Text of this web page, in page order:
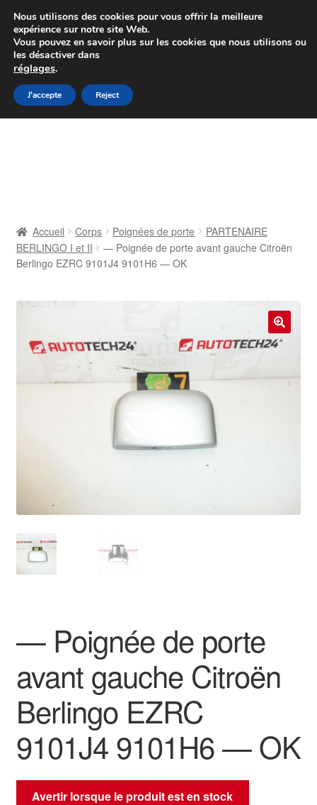
Colissimo livraison à partir de 7 EUR
Du lundi au vendredi de 9 h à 16 h
Aller
à
Aller
au
Contact
Mon compte
Paiements
Politique de confidentialité
Procédure de Réclamation
Accueil Corps Poignées de porte
PARTENAIRE
BERLINGO I et II
— Poignée de porte avant gauche Citroën
Berlingo EZRC 9101J4 9101H6 — OK
🔍
— Poignée de porte
avant gauche Citroën
Berlingo EZRC
9101J4 9101H6 — OK
Avertir lorsque le produit est en stock
Nous utilisons des cookies pour vous offrir la meilleure
expérience sur notre site Web.
Vous pouvez en savoir plus sur les cookies que nous utilisons ou
les désactiver dans
réglages.
J'accepte Reject